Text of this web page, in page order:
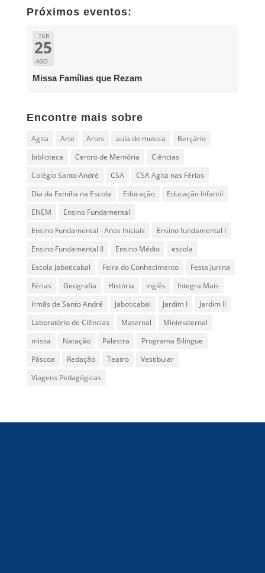
Próximos eventos:
TER
25
AGO
Missa Famílias que Rezam
Encontre mais sobre
Agita Arte Artes aula de musica
Berçário
biblioteca
Centro de Memória
Ciências
Colégio Santo André
CSA
CSA Agita nas Férias
Dia da Família na Escola
Educação
Educação Infantil
ENEM
Ensino Fundamental
Ensino Fundamental - Anos Iniciais
Ensino fundamental I
Ensino Fundamental II
Ensino Médio
escola
Escola Jaboticabal
Feira do Conhecimento
Festa Junina
Férias
Geografia História inglês
Integra Mais
Irmãs de Santo André
Jaboticabal Jardim I
Jardim II
Laboratório de Ciências
Maternal
Minimaternal
missa
Natação Palestra
Programa Bilíngue
Páscoa
Redação Teatro
Vestibular
Viagens Pedagógicas